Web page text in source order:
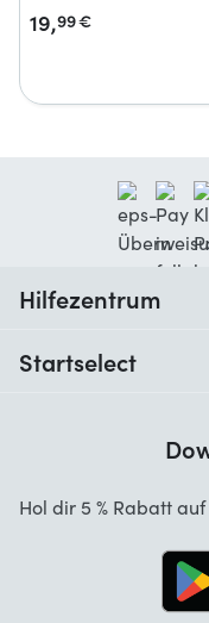
19,99€
Hilfezentrum
Startselect
Startselect App
Hol dir 5 % Rabatt